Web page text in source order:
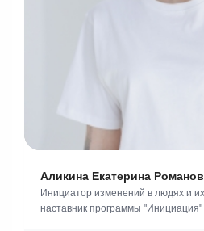
Аликина Екатерина
Инициатор изменений в людях и
наставник программы "Инициация"